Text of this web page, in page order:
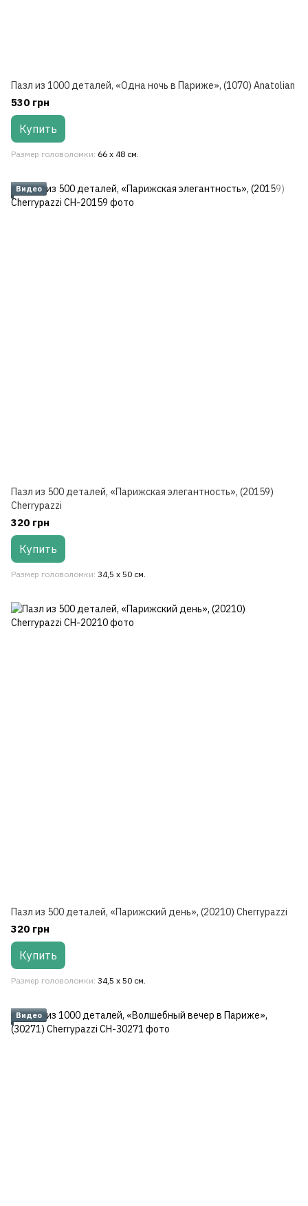
Пазл из 1000 деталей, «Одна ночь в Париже», (1070) Anatolian
530 грн
Купить
Размер головоломки 66 x 48 см.
Видео
Пазл из 500 деталей, «Парижская элегантность», (20159)
Cherrypazzi
320 грн
Купить
Размер головоломки 34,5 x 50 см.
Пазл из 500 деталей, «Парижский день», (20210) Cherrypazzi
320 грн
Купить
Размер головоломки 34,5 x 50 см.
Видео